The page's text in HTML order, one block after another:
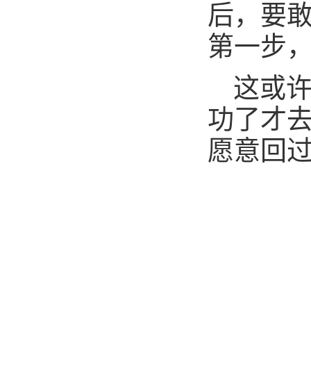
后，要
第一步
这或
功了才
愿意回